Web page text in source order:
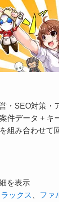
・SEO対策・
件データ + キ
組み合わせて
を表示
ックス ファ